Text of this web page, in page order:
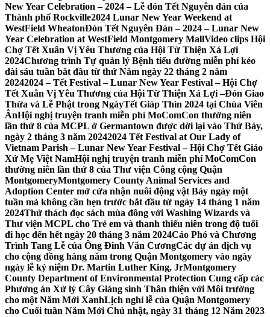
New Year Celebration – 2024 – Lễ đón Tết Nguyên đán của
Thành phố Rockville2024 Lunar New Year Weekend at
WestField WheatonĐón Tết Nguyên Đán – 2024 – Lunar New
Year Celebration at WestField Montgomery MallVideo clips Hội
Chợ Tết Xuân Vị Yêu Thương của Hội Từ Thiện Xá Lợi
2024Chương trình Tự quản lý Bệnh tiểu đường miễn phí kéo
dài sáu tuần bắt đầu từ thứ Năm ngày 22 tháng 2 năm
20242024 – Tết Festival – Lunar New Year Festival – Hội Chợ
Tết Xuân Vị Yêu Thương của Hội Từ Thiện Xá Lợi –Đón Giao
Thừa và Lễ Phật trong NgàyTết Giáp Thìn 2024 tại Chùa Viên
ÂnHội nghị truyện tranh miễn phí MoComCon thường niên
lần thứ 8 của MCPL ở Germantown được dời lại vào Thứ Bảy,
ngày 2 tháng 3 năm 20242024 Tết Festival at Our Lady of
Vietnam Parish – Lunar New Year Festival – Hội Chợ Tết Giáo
Xứ Mẹ Việt NamHội nghị truyện tranh miễn phí MoComCon
thường niên lần thứ 8 của Thư viện Công cộng Quận
MontgomeryMontgomery County Animal Services and
Adoption Center mở cửa nhận nuôi động vật Bảy ngày một
tuần mà không cần hẹn trước bắt đầu từ ngày 14 tháng 1 năm
2024Thử thách đọc sách mùa đông với Washing Wizards và
Thư viện MCPL cho Trẻ em và thanh thiếu niên trong độ tuổi
đi học đến hết ngày 20 tháng 3 năm 2024Cáo Phó và Chương
Trình Tang Lễ của Ông Đinh Văn CươngCác dự án dịch vụ
cho cộng đồng hàng năm trong Quận Montgomery vào ngày
ngày lễ kỷ niệm Dr. Martin Luther King, JrMontgomery
County Department of Environmental Protection Cung cấp các
Phương án Xử lý Cây Giáng sinh Thân thiện với Môi trường
cho một Năm Mới XanhLịch nghỉ lễ của Quận Montgomery
cho Cuối tuần Năm Mới Chủ nhật, ngày 31 tháng 12 Năm 2023